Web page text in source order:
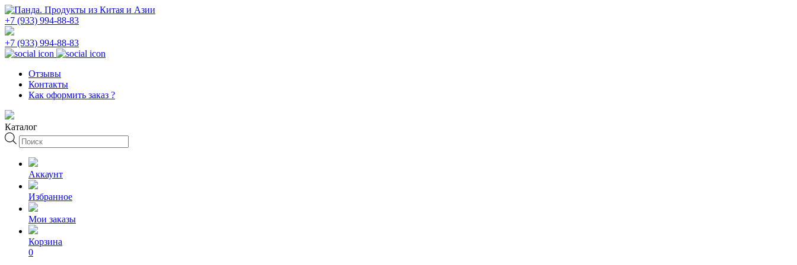
+7 (933) 994-88-83
+7 (933) 994-88-83
Отзывы
Контакты
Как оформить заказ ?
Каталог
Поиск
товаров
Аккаунт
Избранное
Мои заказы
Корзина
0